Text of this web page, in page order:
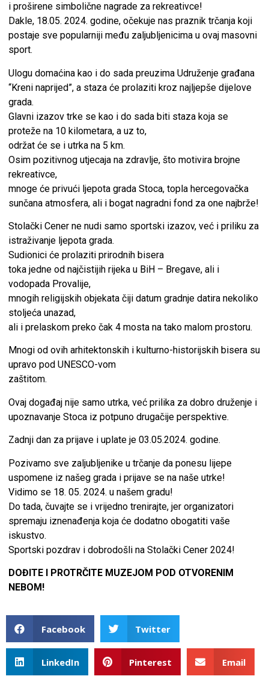
i proširene simbolične nagrade za rekreativce!
Dakle, 18.05. 2024. godine, očekuje nas praznik trčanja koji
postaje sve popularniji među zaljubljenicima u ovaj masovni
sport.
Ulogu domaćina kao i do sada preuzima Udruženje građana
“Kreni naprijed”, a staza će prolaziti kroz najljepše dijelove
grada.
Glavni izazov trke se kao i do sada biti staza koja se
proteže na 10 kilometara, a uz to,
održat će se i utrka na 5 km.
Osim pozitivnog utjecaja na zdravlje, što motivira brojne
rekreativce,
mnoge će privući ljepota grada Stoca, topla hercegovačka
sunčana atmosfera, ali i bogat nagradni fond za one najbrže!
Stolački Cener ne nudi samo sportski izazov, već i priliku za
istraživanje ljepota grada.
Sudionici će prolaziti prirodnih bisera
toka jedne od najčistijih rijeka u BiH – Bregave, ali i
vodopada Provalije,
mnogih religijskih objekata čiji datum gradnje datira nekoliko
stoljeća unazad,
ali i prelaskom preko čak 4 mosta na tako malom prostoru.
Mnogi od ovih arhitektonskih i kulturno-historijskih bisera su
upravo pod UNESCO-vom
zaštitom.
Ovaj događaj nije samo utrka, već prilika za dobro druženje i
upoznavanje Stoca iz potpuno drugačije perspektive.
Zadnji dan za prijave i uplate je 03.05.2024. godine.
Pozivamo sve zaljubljenike u trčanje da ponesu lijepe
uspomene iz našeg grada i prijave se na naše utrke!
Vidimo se 18. 05. 2024. u našem gradu!
Do tada, čuvajte se i vrijedno trenirajte, jer organizatori
spremaju iznenađenja koja će dodatno obogatiti vaše
iskustvo.
Sportski pozdrav i dobrodošli na Stolački Cener 2024!
DOĐITE I PROTRČITE MUZEJOM POD OTVORENIM
NEBOM!
Facebook Twitter
LinkedIn Pinterest Email